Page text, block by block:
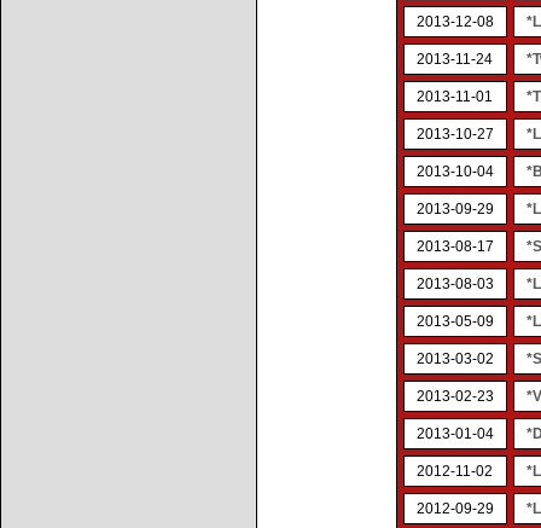
2013-12-08
2013-11-24
2013-11-01
2013-10-27
2013-10-04
2013-09-29
2013-08-17
2013-08-03
2013-05-09
2013-03-02
2013-02-23
2013-01-04
2012-11-02
2012-09-29